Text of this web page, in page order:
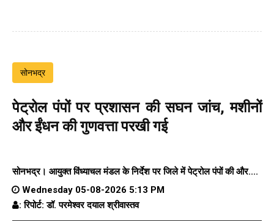
सोनभद्र
पेट्रोल पंपों पर प्रशासन की सघन जांच, मशीनों
और ईंधन की गुणवत्ता परखी गई
सोनभद्र। आयुक्त विंध्याचल मंडल के निर्देश पर जिले में पेट्रोल पंपों की और....
Wednesday 05-08-2026 5:13 PM
: रिपोर्ट: डॉ. परमेश्वर दयाल श्रीवास्तव